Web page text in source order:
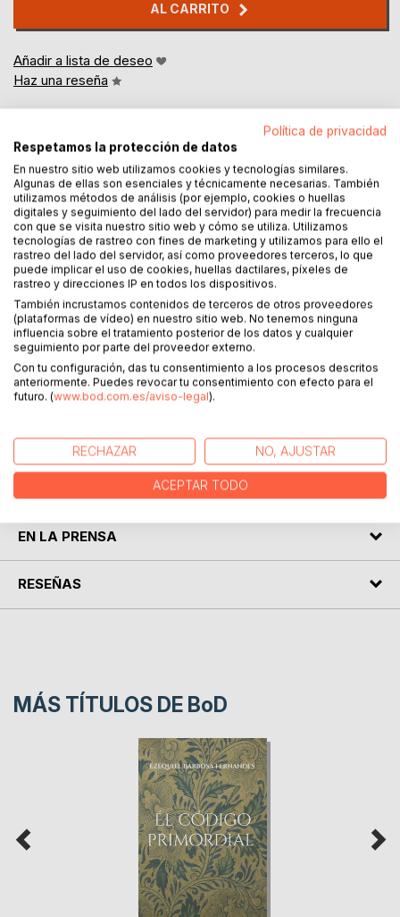
AL CARRITO
Añadir a lista de deseo
Haz una reseña
DESCRIPCIÓN
Aprender a Seducir es un libro que explora a fondo el arte
de la seducción, proporcionando estrategias y
conocimientos para desarrollar carisma, confianza y
habilidades de atracción. A través de técnicas
psicológicas, comunicación efectiva y lenguaje corporal, el
lector aprenderá a conectar genuinamente con los demás
y potenciar su atractivo personal. Además, el libro aborda
la importancia del autoconocimiento, la empatía y la
duradera.
EN LA PRENSA
RESEÑAS
MÁS TÍTULOS DE BoD
Política de privacidad
Respetamos la protección de datos
En nuestro sitio web utilizamos cookies y tecnologías similares.
Algunas de ellas son esenciales y técnicamente necesarias. También
utilizamos métodos de análisis (por ejemplo, cookies o huellas
digitales y seguimiento del lado del servidor) para medir la frecuencia
con que se visita nuestro sitio web y cómo se utiliza. Utilizamos
tecnologías de rastreo con fines de marketing y utilizamos para ello el
rastreo del lado del servidor, así como proveedores terceros, lo que
puede implicar el uso de cookies, huellas dactilares, píxeles de
rastreo y direcciones IP en todos los dispositivos.
También incrustamos contenidos de terceros de otros proveedores
(plataformas de vídeo) en nuestro sitio web. No tenemos ninguna
influencia sobre el tratamiento posterior de los datos y cualquier
seguimiento por parte del proveedor externo.
Con tu configuración, das tu consentimiento a los procesos descritos
anteriormente. Puedes revocar tu consentimiento con efecto para el
futuro. (www.bod.com.es/aviso-legal).
RECHAZAR NO, AJUSTAR
ACEPTAR TODO